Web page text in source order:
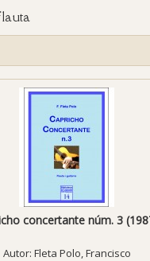
concertante núm. 3
Autor: Fleta Polo, Francisco